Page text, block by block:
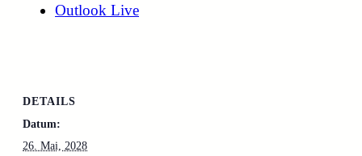
Outlook Live
DETAILS
Datum:
26. Mai, 2028